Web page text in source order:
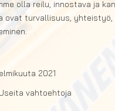
olla reilu, innostava ja
ovat turvallisuus, yhteistyö,
2021
vahtoehtoja